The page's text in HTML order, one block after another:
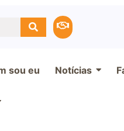
sou eu Notícias